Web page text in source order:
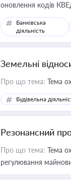
оновлення кодів
Банківська
діяльність
Земельні
Про що тема: Тема
Будівельна
Резонансний
Про що тема: Тема
регулювання